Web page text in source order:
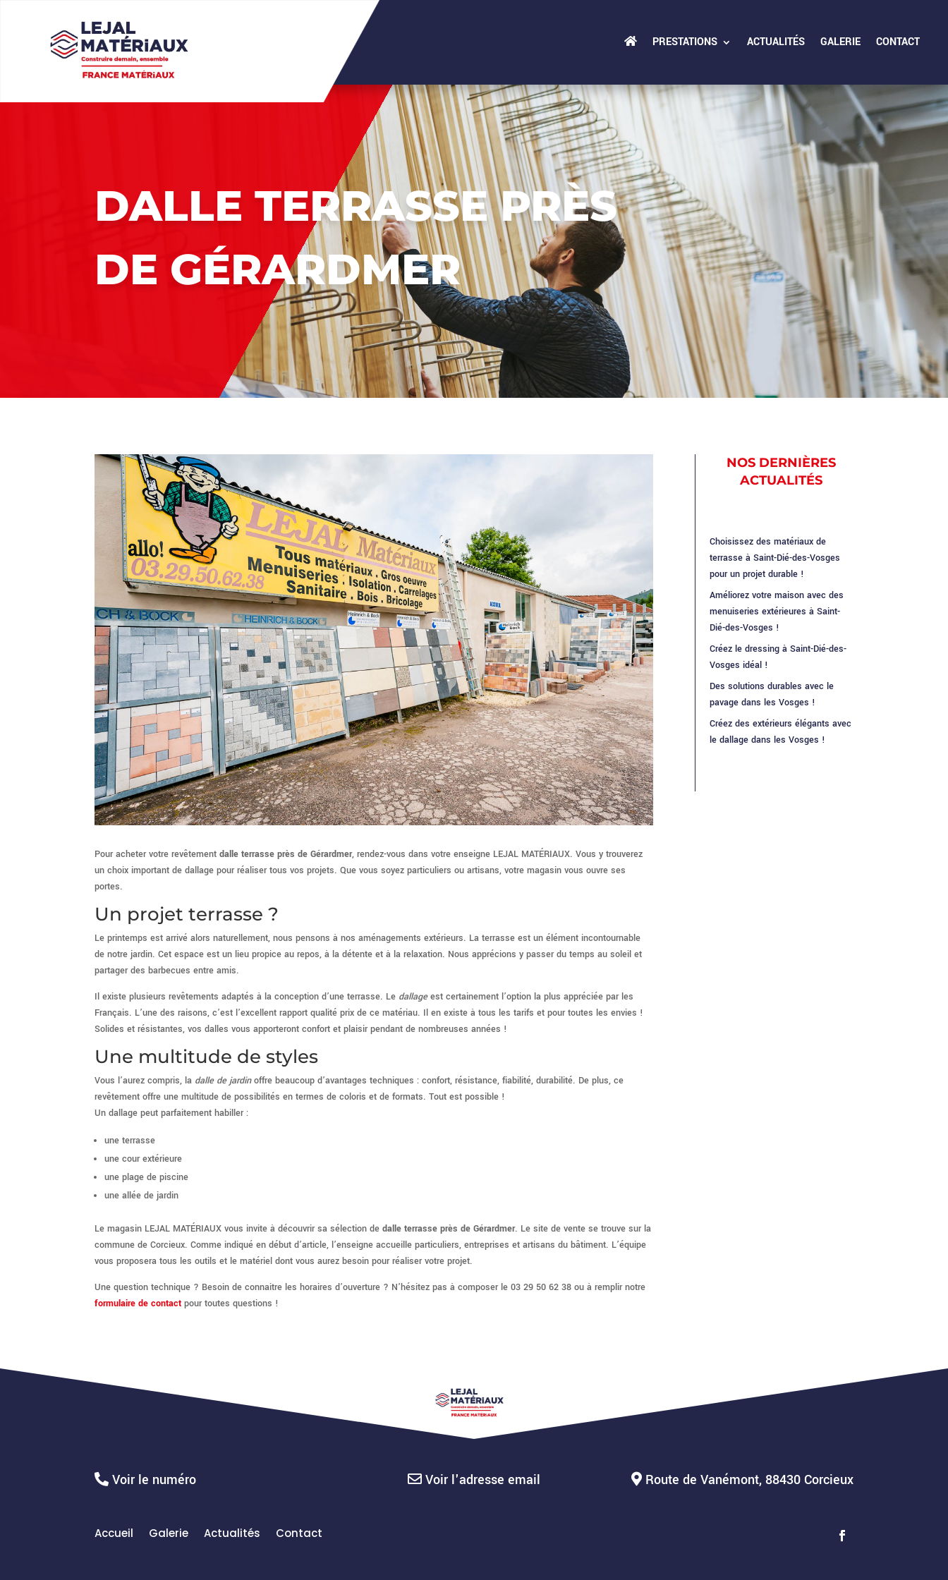
PRESTATIONS ACTUALITÉS GALERIE CONTACT
DALLE TERRASSE PRÈS
DE GÉRARDMER
Pour acheter votre revêtementdalle terrasse près de Gérardmer, rendez-vous dans votre enseigne LEJAL MATÉRIAUX. Vous y trouverez
un choix important de dallage pour réaliser tous vos projets. Que vous soyez particuliers ou artisans, votre magasin vous ouvre ses
portes.
Un projet terrasse ?
Le printemps est arrivé alors naturellement, nous pensons à nos aménagements extérieurs. La terrasse est un élément incontournable
de notre jardin. Cet espace est un lieu propice au repos, à la détente et à la relaxation. Nous apprécions y passer du temps au soleil et
partager des barbecues entre amis.
Il existe plusieurs revêtements adaptés à la conception d’une terrasse. Le dallageest certainement l’option la plus appréciée par les
Français. L’une des raisons, c’est l’excellent rapport qualité prix de ce matériau. Il en existe à tous les tarifs et pour toutes les envies !
Solides et résistantes, vos dalles vous apporteront confort et plaisir pendant de nombreuses années !
Une multitude de styles
Vous l’aurez compris, la dalle de jardinoffre beaucoup d’avantages techniques : confort, résistance, fiabilité, durabilité. De plus, ce
revêtement offre une multitude de possibilités en termes de coloris et de formats. Tout est possible !
Un dallage peut parfaitement habiller :
une terrasse
une cour extérieure
une plage de piscine
une allée de jardin
Le magasin LEJAL MATÉRIAUX vous invite à découvrir sa sélection de dalle terrasse près de Gérardmer. Le site de vente se trouve sur la
commune de Corcieux. Comme indiqué en début d’article, l’enseigne accueille particuliers, entreprises et artisans du bâtiment. L’équipe
vous proposera tous les outils et le matériel dont vous aurez besoin pour réaliser votre projet.
Une question technique ? Besoin de connaitre les horaires d’ouverture ? N’hésitez pas à composer le 03 29 50 62 38 ou à remplir notre
formulaire de contact pour toutes questions !
NOS DERNIÈRES
ACTUALITÉS
Choisissez des matériaux de
terrasse à Saint-Dié-des-Vosges
pour un projet durable !
Améliorez votre maison avec des
menuiseries extérieures à Saint-
Dié-des-Vosges !
Créez le dressing à Saint-Dié-des-
Vosges idéal !
Des solutions durables avec le
pavage dans les Vosges !
Créez des extérieurs élégants avec
le dallage dans les Vosges !
Voir le numéro Voir l'adresse email Route de Vanémont, 88430 Corcieux
Accueil Galerie Actualités Contact